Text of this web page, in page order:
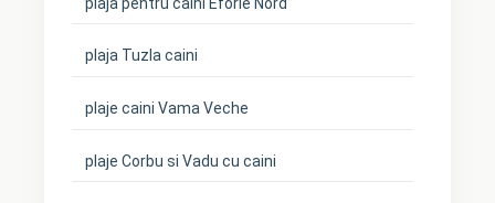
plaja Tuzla caini
plaje caini Vama Veche
plaje Corbu si Vadu cu caini